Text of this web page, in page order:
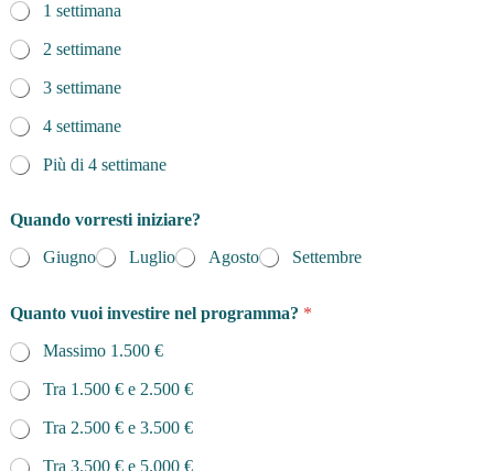
1 settimana
2 settimane
3 settimane
4 settimane
Più di 4 settimane
Quando vorresti iniziare?
Giugno
Luglio Agosto Settembre
Quanto vuoi investire nel programma? *
Massimo 1.500 €
Tra 1.500 € e 2.500 €
Tra 2.500 € e 3.500 €
Tra 3.500 € e 5.000 €